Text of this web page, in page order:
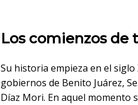
Los comienzos de
Su historia empieza en el
gobiernos de Benito Juárez,
Díaz Mori. En aquel momento